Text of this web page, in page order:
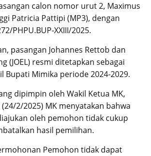
calon nomor urut 2, Maximus
Patricia Pattipi (MP3), dengan
PHPU.BUP-XXIII/2025.
pasangan Johannes Rettob dan
(JOEL) resmi ditetapkan sebagai
Bupati Mimika periode 2024-2029.
dipimpin oleh Wakil Ketua MK,
2/2025) MK menyatakan bahwa
oleh pemohon tidak cukup
hasil pemilihan.
Pemohon tidak dapat